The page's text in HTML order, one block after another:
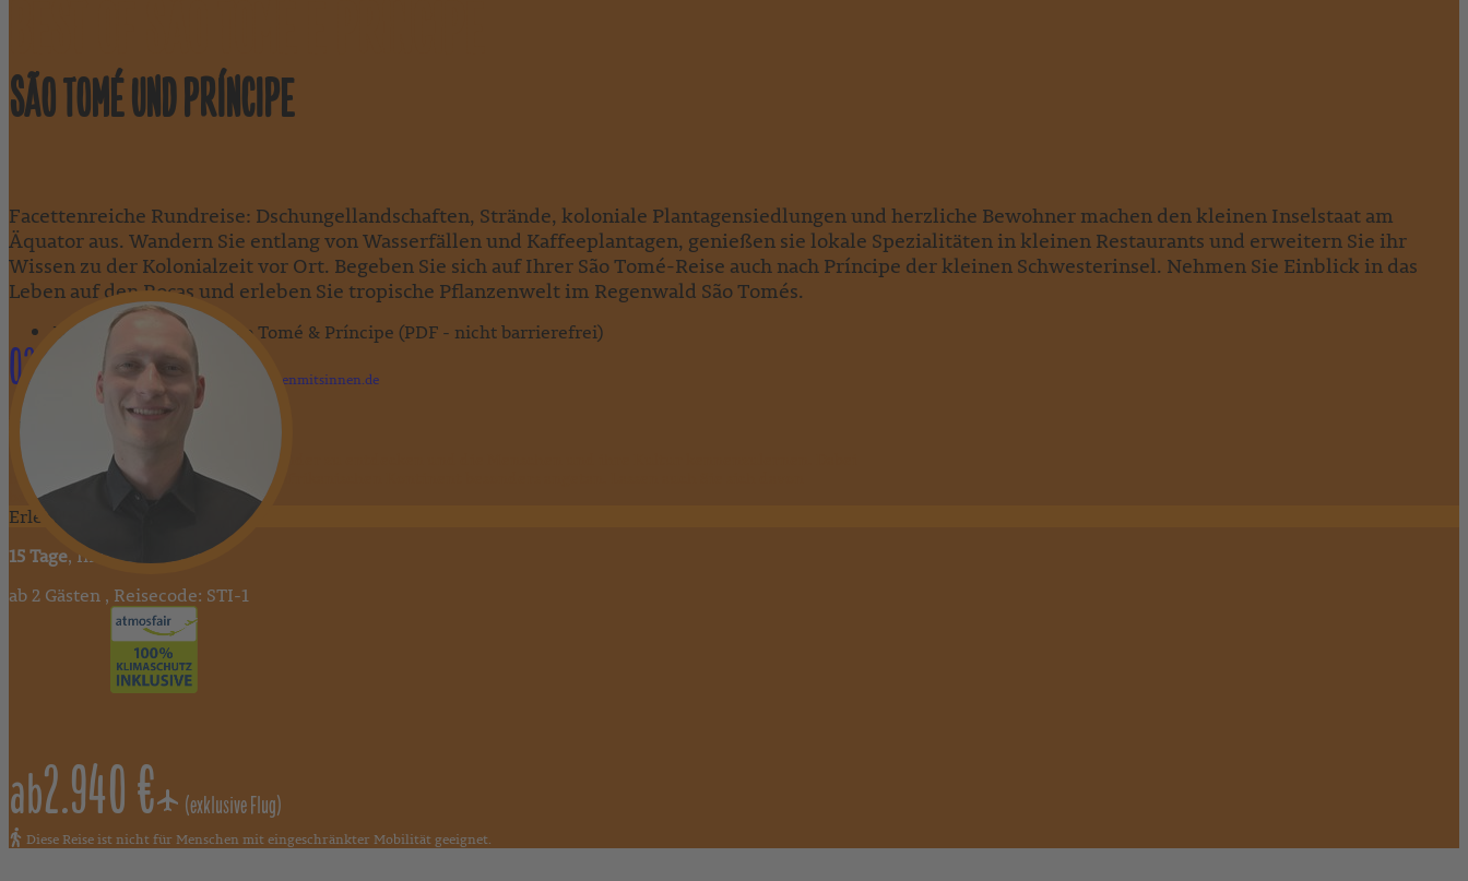
SÃO TOMÉ UND PRÍNCIPE
Facettenreiche Rundreise: Dschungellandschaften, Strände, koloniale Plantagensiedlungen und herzliche Bewohner machen den kleinen Inselstaat am
Äquator aus. Wandern Sie entlang von Wasserfällen und Kaffeeplantagen, genießen sie lokale Spezialitäten in kleinen Restaurants und erweitern Sie ihr
Wissen zu der Kolonialzeit vor Ort. Begeben Sie sich auf Ihrer São Tomé-Reise auch nach Príncipe der kleinen Schwesterinsel. Nehmen Sie Einblick in das
Leben auf den Roças und erleben Sie tropische Pflanzenwelt im Regenwald São Tomés.
Länderinformation - São Tomé & Príncipe (PDF - nicht barrierefrei)
0231 589792-59 lukas.rast@reisenmitsinnen.de
Lukas Rast
"Reisen bedeutet für mich, fremde Länder zu entdecken und die Menschen und ihre Kultur kennenzulernen. Dabei
haben es mir die Inseln rund um den afrikanischen Kontinent besonders angetan. Lassen auch Sie sich davon
begeistern!"
ErlebnisReise
15 Tage, Individualreise
ab 2 Gästen , Reisecode: STI-1
ab2.940 € (exklusive Flug)
Diese Reise ist nicht für Menschen mit eingeschränkter Mobilität geeignet.